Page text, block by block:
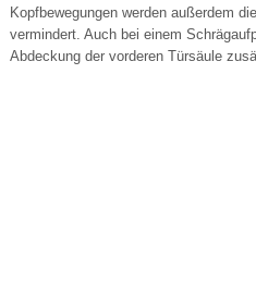
Kopfbewegungen werden außerdem
vermindert. Auch bei einem
Abdeckung der vorderen Türsäule